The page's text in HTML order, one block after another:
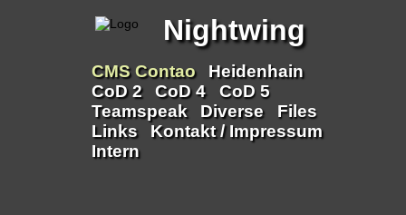
Nightwing
überspringen
CMS Contao
Heidenhain
CoD 2
CoD 4
CoD 5
Teamspeak
Diverse
Files
Links
Kontakt / Impressum
Intern